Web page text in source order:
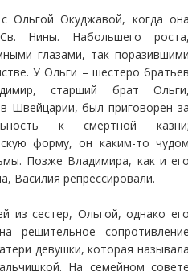
Ольгой Окуджавой, когда
Нины. Набольшего
глазами, так
У Ольги – шестеро
старший брат
Швейцарии, был приговорен
к смертной
форму, он каким-то
Позже Владимира, как и
Василия репрессировали.
из сестер, Ольгой, однако
решительное
девушки, которая
На семейном